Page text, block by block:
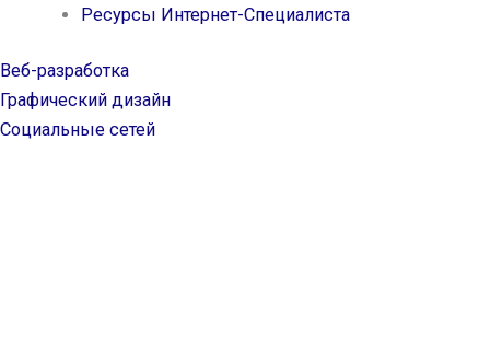
Ресурсы Интернет-Специалиста
Веб-разработка
Графический дизайн
Cоциальные сетей